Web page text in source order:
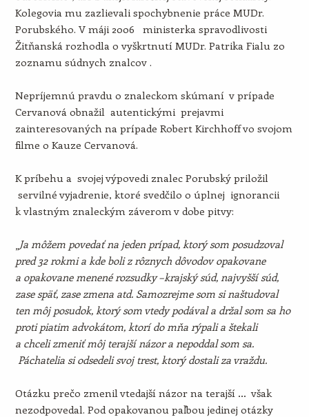
Kolegovia mu zazlievali spochybnenie práce MUDr.
Porubského. V máji 2006 ministerka spravodlivosti
Žitňanská rozhodla o vyškrtnutí MUDr. Patrika Fialu zo
zoznamu súdnych znalcov .
Nepríjemnú pravdu o znaleckom skúmaní v prípade
Cervanová obnažil autentickými prejavmi
zainteresovaných na prípade Robert Kirchhoff vo svojom
filme o Kauze Cervanová.
K príbehu a svojej výpovedi znalec Porubský priložil
servilné vyjadrenie, ktoré svedčilo o úplnej ignorancii
k vlastným znaleckým záverom v dobe pitvy:
Ja môžem povedať na jeden prípad, ktorý som posudzoval
pred 32 rokmi a kde boli z rôznych dôvodov opakovane
a opakovane menené rozsudky –krajský súd, najvyšší súd,
zase späť, zase zmena atd. Samozrejme som si naštudoval
ten môj posudok, ktorý som vtedy podával a držal som sa ho
proti piatim advokátom, ktorí do mňa rýpali a štekali
a chceli zmeniť môj terajší názor a nepoddal som sa.
Páchatelia si odsedeli svoj trest, ktorý dostali za vraždu.
Otázku prečo zmenil vtedajší názor na terajší … však
nezodpovedal. Pod opakovanou paľbou jedinej otázky